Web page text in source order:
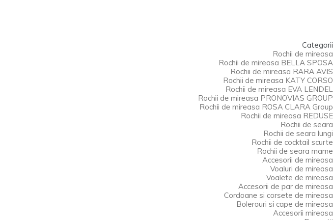
Categorii
Rochii de mireasa
Rochii de mireasa BELLA SPOSA
Rochii de mireasa RARA AVIS
Rochii de mireasa KATY CORSO
Rochii de mireasa EVA LENDEL
Rochii de mireasa PRONOVIAS GROUP
Rochii de mireasa ROSA CLARA Group
Rochii de mireasa REDUSE
Rochii de seara
Rochii de seara lungi
Rochii de cocktail scurte
Rochii de seara mame
Accesorii de mireasa
Voaluri de mireasa
Voalete de mireasa
Accesorii de par de mireasa
Cordoane si corsete de mireasa
Bolerouri si cape de mireasa
Accesorii mireasa
ROCHIE DE MIREASA